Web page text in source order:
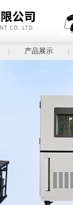
产品展示